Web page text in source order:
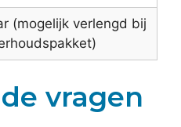
(mogelijk verlengd bij
vragen